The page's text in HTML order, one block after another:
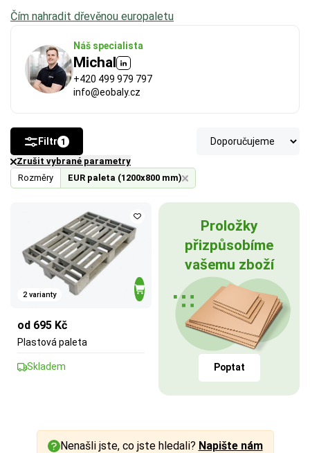
Náš specialista
Michal
+420 499 979 797
info@eobaly.cz
Čím nahradit dřevěnou europaletu
Rozměry EUR paleta (1200x800 mm)
Zrušit vybrané parametry
Filtr 1
2 varianty
od 695 Kč
Plastová paleta
Skladem
Proložky
přizpůsobíme
vašemu zboží
Poptat
Nenašli jste, co jste hledali? Napište nám